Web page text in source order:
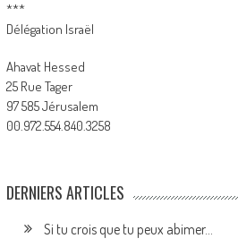
***
Délégation Israël
Ahavat Hessed
25 Rue Tager
97 585 Jérusalem
00.972.554.840.3258
DERNIERS ARTICLES
Si tu crois que tu peux abimer…